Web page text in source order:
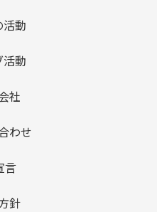
活動
活動
社
わせ
言
針